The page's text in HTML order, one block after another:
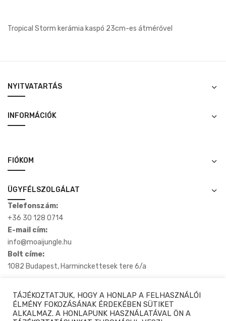
Tropical Storm kerámia kaspó 23cm-es átmérővel
NYITVATARTÁS
INFORMÁCIÓK
FIÓKOM
ÜGYFÉLSZOLGÁLAT
Telefonszám:
+36 30 128 0714
E-mail cím:
info@moaijungle.hu
Bolt címe:
1082 Budapest, Harminckettesek tere 6/a
Copyright © 2020-2025 Moaijungle.hu. Minden Jog Fenntartva.
TÁJÉKOZTATJUK, HOGY A HONLAP A FELHASZNÁLÓI
ÉLMÉNY FOKOZÁSÁNAK ÉRDEKÉBEN SÜTIKET
ALKALMAZ. A HONLAPUNK HASZNÁLATÁVAL ÖN A